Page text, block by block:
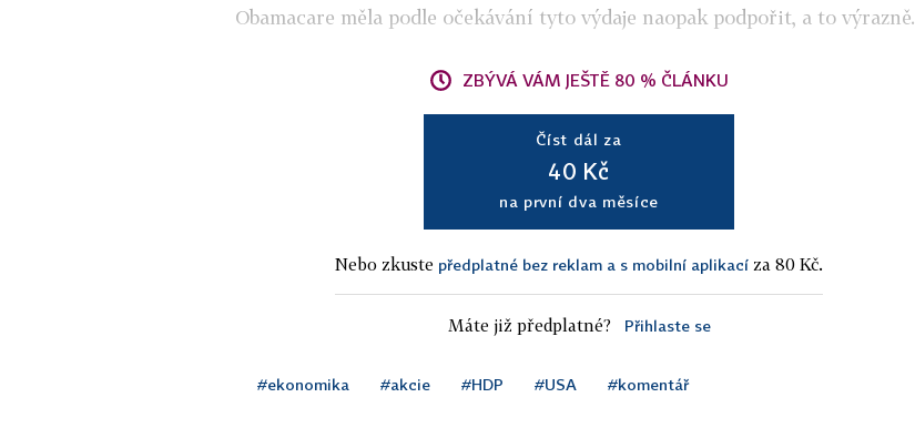
Obamacare měla podle očekávání tyto výdaje naopak podpořit, a to výrazně.
ZBÝVÁ VÁM JEŠTĚ 80 % ČLÁNKU
Číst dál za
40 Kč
na první dva měsíce
Nebo zkuste předplatné bez reklam a s mobilní aplikací za 80 Kč.
Máte již předplatné? Přihlaste se
#ekonomika #akcie #HDP #USA #komentář